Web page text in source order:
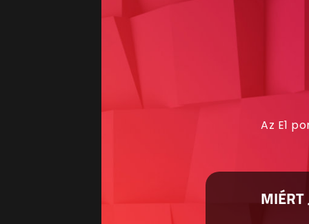
Az E1
MIÉRT